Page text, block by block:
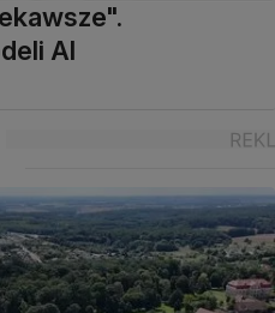
AI